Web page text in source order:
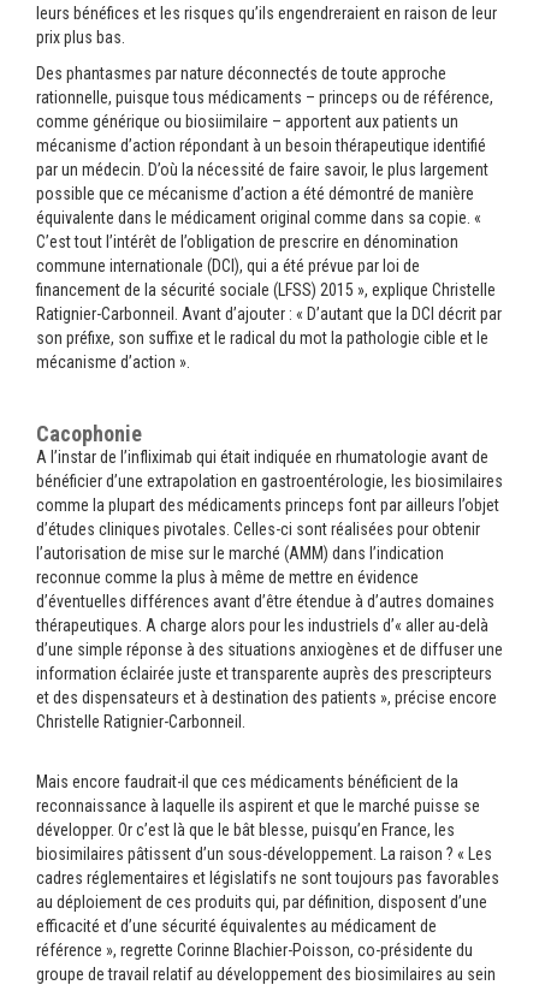
leurs bénéfices et les risques qu’ils engendreraient en raison de leur
prix plus bas.
Des phantasmes par nature déconnectés de toute approche
rationnelle, puisque tous médicaments – princeps ou de référence,
comme générique ou biosiimilaire – apportent aux patients un
mécanisme d’action répondant à un besoin thérapeutique identifié
par un médecin. D’où la nécessité de faire savoir, le plus largement
possible que ce mécanisme d’action a été démontré de manière
équivalente dans le médicament original comme dans sa copie. «
C’est tout l’intérêt de l’obligation de prescrire en dénomination
commune internationale (DCI), qui a été prévue par loi de
financement de la sécurité sociale (LFSS) 2015 », explique Christelle
Ratignier-Carbonneil. Avant d’ajouter : « D’autant que la DCI décrit par
son préfixe, son suffixe et le radical du mot la pathologie cible et le
mécanisme d’action ».
Cacophonie
A l’instar de l’infliximab qui était indiquée en rhumatologie avant de
bénéficier d’une extrapolation en gastroentérologie, les biosimilaires
comme la plupart des médicaments princeps font par ailleurs l’objet
d’études cliniques pivotales. Celles-ci sont réalisées pour obtenir
l’autorisation de mise sur le marché (AMM) dans l’indication
reconnue comme la plus à même de mettre en évidence
d’éventuelles différences avant d’être étendue à d’autres domaines
thérapeutiques. A charge alors pour les industriels d’« aller au-delà
d’une simple réponse à des situations anxiogènes et de diffuser une
information éclairée juste et transparente auprès des prescripteurs
et des dispensateurs et à destination des patients », précise encore
Christelle Ratignier-Carbonneil.
Mais encore faudrait-il que ces médicaments bénéficient de la
reconnaissance à laquelle ils aspirent et que le marché puisse se
développer. Or c’est là que le bât blesse, puisqu’en France, les
biosimilaires pâtissent d’un sous-développement. La raison ? « Les
cadres réglementaires et législatifs ne sont toujours pas favorables
au déploiement de ces produits qui, par définition, disposent d’une
efficacité et d’une sécurité équivalentes au médicament de
référence », regrette Corinne Blachier-Poisson, co-présidente du
groupe de travail relatif au développement des biosimilaires au sein